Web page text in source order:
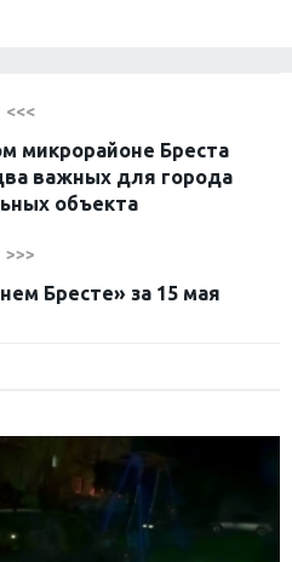
<<<
микрорайоне Бреста
важных для города
объекта
>>>
Бресте» за 15 мая